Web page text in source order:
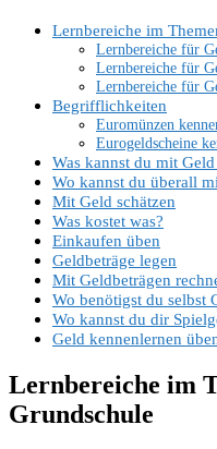
Lernbereiche im
Lernbereiche für
Lernbereiche für
Lernbereiche für
Begrifflichkeiten
Euromünzen
Eurogeldscheine
Was kannst du mit
Wo kannst du überall
Mit Geld schätzen
Was kostet was?
Einkaufen üben
Geldbeträge legen
Mit Geldbeträgen
Wo benötigst du selbst
Wo kannst du dir
Geld kennenlernen
Lernbereiche im
Grundschule